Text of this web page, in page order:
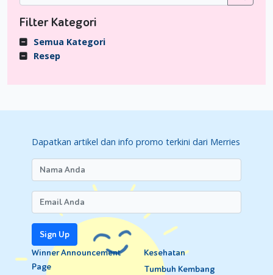
Filter Kategori
Semua Kategori
Resep
Dapatkan artikel dan info promo terkini dari Merries
Sign Up
Winner Announcement
Page
Kesehatan
Tumbuh Kembang